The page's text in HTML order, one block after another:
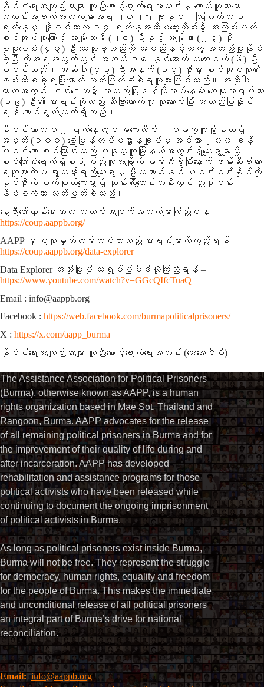
နိုင်ငံရေးအကျဉ်းသားများ ကူညီစောင့်ရှောက်ရေးအသင်းမှ ကောက်ယူထားသော
သတင်းအချက်အလက်များအရ
၂၀၂၅ ခုနှစ်၊ ဩဂုတ်လ ၁
ရက်နေ့မှ နိုဝင်ဘာလ ၁၄ ရက်နေ့အထိ မကွေးတိုင်း၌
အကြမ်းဖက်
စစ်အုပ်စုကြောင့် အမျိုးသမီး (၂၀) ဦးနှင့် အမျိုးသား (၂၃) ဦး
စုစုပေါင်း (၄၃) ဦး သေဆုံးခဲ့သည်ကို အမည်နှင့်တကွ အတည်ပြုနိုင်
ခဲ့ပြီး ထိုအရေအတွက်တွင် အသက် ၁၈ နှစ်အောက် ကလေးငယ် (၆) ဦး
ပါဝင်သည်။ အဆိုပါ (၄၃) ဦးအနက် (၁၃) ဦးမှာ စစ်အုပ်စု၏
ဖမ်းဆီးခံခဲ့ရပြီးနောက် သတ်ဖြတ်ခံခဲ့ရသူများဖြစ်သည်။ အဆိုပါ
ကာလအတွင်း ၎င်းဒေသ၌ အတည်ပြုရန်လိုအပ်နေဆဲ သေဆုံးအရပ်သား
(၃၉) ဦး၏ စာရင်းကိုလည်း သီးခြားကောက်ယူ စုဆောင်းပြီး အတည်ပြုနိုင်
ရန် ဆောင်ရွက်လျက်ရှိသည်။
နိုဝင်ဘာလ ၁၂ ရက်နေ့တွင် မကွေးတိုင်း၊ ပခုက္ကူမြို့နယ်ရှိ
အမှတ် (၁၀၁) ခြေမြန်တပ်မဌာနချုပ်မှ အင်အား ၂၀၀ ခန့်
ပါဝင်သော စစ်ကြောင်းသည် ပခုက္ကူမြို့နယ်အတွင်းရှိကျေးရွာများသို့
စစ်ကြောင်းရောက်ရှိစဉ် ပြည်သူအချို့ကို ဖမ်းဆီးခဲ့ပြီးနောက် ဖမ်းဆီးခံထား
ရသူများထဲမှ ရွာတန်းရှည်ကျေးရွာမှ ဦးလှသောင်းနှင့် မဝင်းဝင်းခိုင်တို့
နှစ်ဦးကို ဝက်ပုတ်ကျေးရွာရှိ ဘုန်းကြီးကျောင်းအနီးတွင် ညှဉ်းပန်း
နှိပ်စက်ကာ သတ်ဖြတ်ခဲ့သည်။
နွေဦးတော်လှန်ရေးကာလ သတင်းအချက်အလက်များကြည့်ရန် –
https://coup.aappb.org/
AAPP မှ ပြုစုမှတ်တမ်းတင်ထားသည့် စာရင်းများကိုကြည့်ရန် –
https://coup.aappb.org/data-explorer
Data Explorer အသုံးပြုပုံ သရုပ်ပြဗီဒီယိုကြည့်ရန် –
https://www.youtube.com/watch?v=GGcQIfcTuaQ
Email : info@aappb.org
Facebook : https://web.facebook.com/burmapoliticalprisoners/
X : https://x.com/aapp_burma
နိုင်ငံရေးအကျဉ်းသားများ ကူညီစောင့်ရှောက်ရေးအသင်း (အေအေပီပီ)
The Assistance Association for Political Prisoners
(Burma), otherwise known as AAPP, is a human
rights organization based in Mae Sot, Thailand and
Rangoon, Burma. AAPP advocates for the release
of all remaining political prisoners in Burma and for
the improvement of their quality of life during and
after incarceration. AAPP has developed
rehabilitation and assistance programs for those
political activists who have been released while
continuing to document the ongoing imprisonment
of political activists in Burma.
As long as political prisoners exist inside Burma,
Burma will not be free. They represent the struggle
for democracy, human rights, equality and freedom
for the people of Burma. This makes the immediate
and unconditional release of all political prisoners
an integral part of Burma’s drive for national
reconciliation.
Email:info@aappb.org